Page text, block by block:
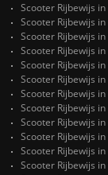
Scooter Rijbewijs
Scooter Rijbewijs
Scooter Rijbewijs
Scooter Rijbewijs
Scooter Rijbewijs
Scooter Rijbewijs
Scooter Rijbewijs
Scooter Rijbewijs
Scooter Rijbewijs
Scooter Rijbewijs
Scooter Rijbewijs
Scooter Rijbewijs